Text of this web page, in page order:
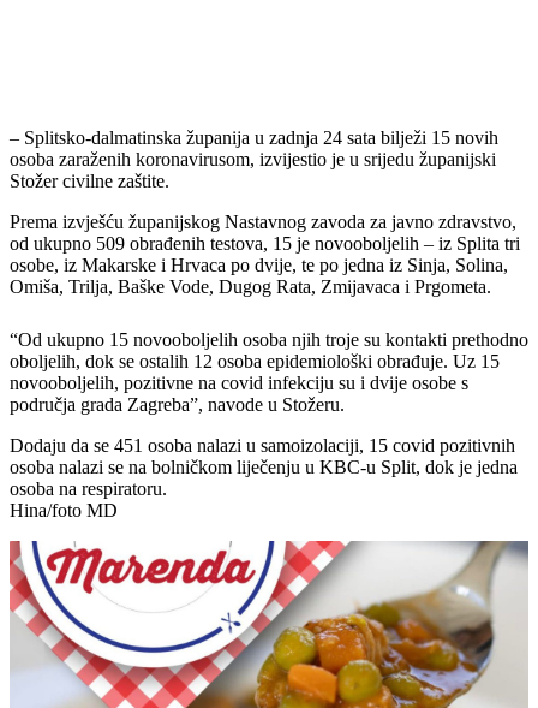
– Splitsko-dalmatinska županija u zadnja 24 sata bilježi 15 novih
osoba zaraženih koronavirusom, izvijestio je u srijedu županijski
Stožer civilne zaštite.
Prema izvješću županijskog Nastavnog zavoda za javno zdravstvo,
od ukupno 509 obrađenih testova, 15 je novooboljelih – iz Splita tri
osobe, iz Makarske i Hrvaca po dvije, te po jedna iz Sinja, Solina,
Omiša, Trilja, Baške Vode, Dugog Rata, Zmijavaca i Prgometa.
“Od ukupno 15 novooboljelih osoba njih troje su kontakti prethodno
oboljelih, dok se ostalih 12 osoba epidemiološki obrađuje. Uz 15
novooboljelih, pozitivne na covid infekciju su i dvije osobe s
područja grada Zagreba”, navode u Stožeru.
Dodaju da se 451 osoba nalazi u samoizolaciji, 15 covid pozitivnih
osoba nalazi se na bolničkom liječenju u KBC-u Split, dok je jedna
osoba na respiratoru.
Hina/foto MD